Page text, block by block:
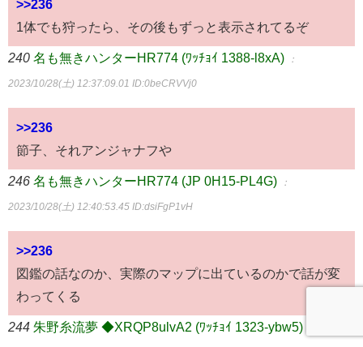
>>236
1体でも狩ったら、その後もずっと表示されてるぞ
240 名も無きハンターHR774 (ﾜｯﾁｮｲ 1388-l8xA) ：
2023/10/28(土) 12:37:09.01 ID:0beCRVVj0
>>236
節子、それアンジャナフや
246 名も無きハンターHR774 (JP 0H15-PL4G) ：
2023/10/28(土) 12:40:53.45 ID:dsiFgP1vH
>>236
図鑑の話なのか、実際のマップに出ているのかで話が変
わってくる
244 朱野糸流夢 ◆XRQP8ulvA2 (ﾜｯﾁｮｲ 1323-ybw5)